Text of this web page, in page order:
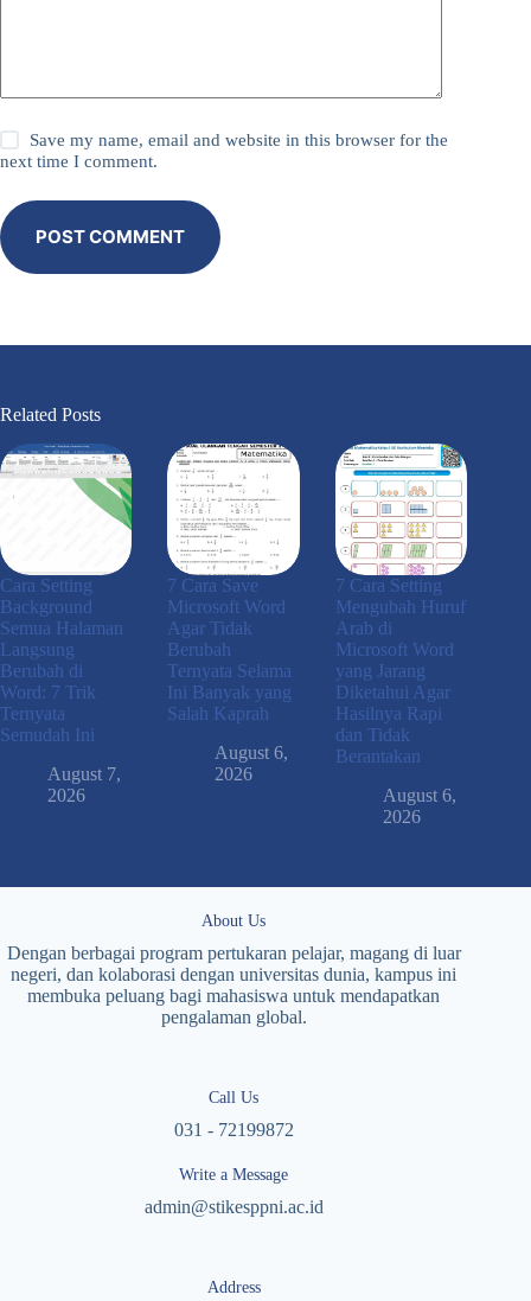
Save my name, email and website in this browser for the
next time I comment.
POST COMMENT
Related Posts
Cara Setting
Background
Semua Halaman
Langsung
Berubah di
Word: 7 Trik
Ternyata
Semudah Ini
August 7,
2026
7 Cara Save
Microsoft Word
Agar Tidak
Berubah
Ternyata Selama
Ini Banyak yang
Salah Kaprah
August 6,
2026
7 Cara Setting
Mengubah Huruf
Arab di
Microsoft Word
yang Jarang
Diketahui Agar
Hasilnya Rapi
dan Tidak
Berantakan
August 6,
2026
About Us
Dengan berbagai program pertukaran pelajar, magang di luar
negeri, dan kolaborasi dengan universitas dunia, kampus ini
membuka peluang bagi mahasiswa untuk mendapatkan
pengalaman global.
Call Us
031 - 72199872
Write a Message
admin@stikesppni.ac.id
Address